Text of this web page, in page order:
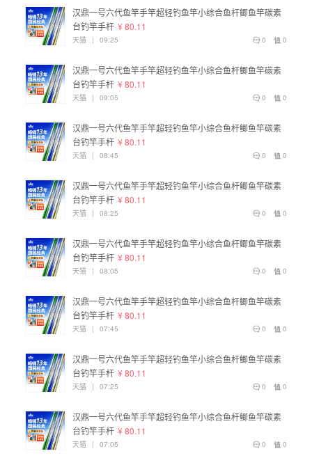
汉鼎一号六代鱼竿手竿超轻钓鱼竿小综合鱼杆鲫鱼竿碳素
台钓竿手杆 ¥ 80.11
0
0
天猫 | 09:25
汉鼎一号六代鱼竿手竿超轻钓鱼竿小综合鱼杆鲫鱼竿碳素
台钓竿手杆 ¥ 80.11
0
0
天猫 | 09:05
汉鼎一号六代鱼竿手竿超轻钓鱼竿小综合鱼杆鲫鱼竿碳素
台钓竿手杆 ¥ 80.11
0
0
天猫 | 08:45
汉鼎一号六代鱼竿手竿超轻钓鱼竿小综合鱼杆鲫鱼竿碳素
台钓竿手杆 ¥ 80.11
0
0
天猫 | 08:25
汉鼎一号六代鱼竿手竿超轻钓鱼竿小综合鱼杆鲫鱼竿碳素
台钓竿手杆 ¥ 80.11
0
0
天猫 | 08:05
汉鼎一号六代鱼竿手竿超轻钓鱼竿小综合鱼杆鲫鱼竿碳素
台钓竿手杆 ¥ 80.11
0
0
天猫 | 07:45
汉鼎一号六代鱼竿手竿超轻钓鱼竿小综合鱼杆鲫鱼竿碳素
台钓竿手杆 ¥ 80.11
0
0
天猫 | 07:25
汉鼎一号六代鱼竿手竿超轻钓鱼竿小综合鱼杆鲫鱼竿碳素
台钓竿手杆 ¥ 80.11
0
0
天猫 | 07:05